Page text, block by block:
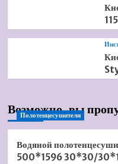
Возможно, вы
Полотенцесушители
Водяной
500*1596 30*30/